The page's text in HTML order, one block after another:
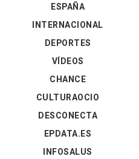
ESPAÑA
INTERNACIONAL
DEPORTES
VÍDEOS
CHANCE
CULTURAOCIO
DESCONECTA
EPDATA.ES
INFOSALUS